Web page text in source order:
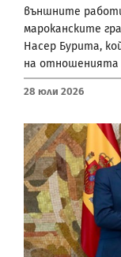
външните
мароканските
Насер Бурита,
на отношенията
28 Юли 2026